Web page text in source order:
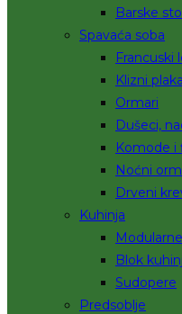
Barske
Spavaća soba
Francuski
Klizni
Ormari
Dušeci,
Komode i
Noćni
Drveni
Kuhinja
Blok
Sudopere
Predsoblje